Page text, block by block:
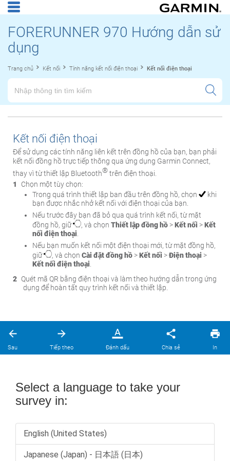
FORERUNNER 970 Hướng dẫn sử
dụng
Trang chủ Kết nối Tính năng kết nối điện thoại Kết nối điện thoại
Kết nối điện thoại
Để sử dụng các tính năng liên kết trên đồng hồ của bạn, bạn phải
kết nối đồng hồ trực tiếp thông qua ứng dụng Garmin Connect,
thay vì từ thiết lập Bluetooth®trên điện thoại.
Chọn một tùy chọn:
Trong quá trình thiết lập ban đầu trên đồng hồ, chọn
khi
bạn được nhắc nhở kết nối với điện thoại của bạn.
Nếu trước đây bạn đã bỏ qua quá trình kết nối, từ mặt
đồng hồ, giữ
, và chọnThiết lập đồng hồ >Kết nối >Kết
nối điện thoại.
Nếu bạn muốn kết nối một điện thoại mới, từ mặt đồng hồ,
giữ
, và chọnCài đặtđồng hồ >Kết nối >Điện thoại >
Kết nối điệnthoại.
Quét mã QR bằng điện thoại và làm theo hướng dẫn trong ứng
dụng để hoàn tất quy trình kết nối và thiết lập.
Sau Tiếp theo Đánh dấu Chia sẻ In